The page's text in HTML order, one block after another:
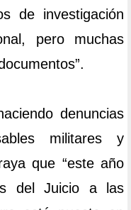
de investigación
pero muchas
denuncias
militares y
que “este año
del Juicio a las